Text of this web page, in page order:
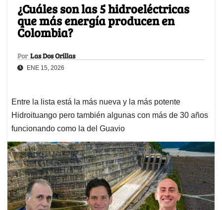
¿Cuáles son las 5 hidroeléctricas
que más energía producen en
Colombia?
Por Las Dos Orillas
ENE 15, 2026
Entre la lista está la más nueva y la más potente
Hidroituango pero también algunas con más de 30 años
funcionando como la del Guavio